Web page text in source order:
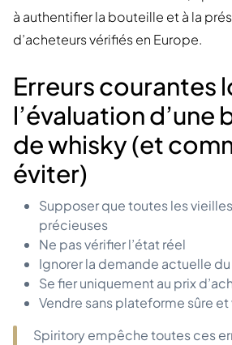
à authentifier la bouteille et à la
d’acheteurs vérifiés en Europe.
Erreurs courantes
l’évaluation d’une
de whisky (et
éviter)
Supposer que toutes les
précieuses
Ne pas vérifier l’état réel
Ignorer la demande actuelle
Se fier uniquement au prix
Vendre sans plateforme sûre
Spiritory empêche toutes ces